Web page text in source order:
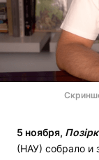
5 ноября, Позірк
(НАУ) собрало и